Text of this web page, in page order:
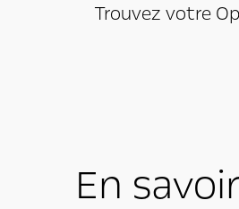
Trouvez votre
En